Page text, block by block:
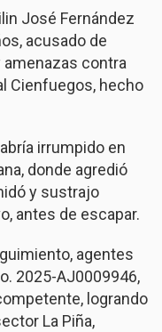
José Fernández
acusado de
amenazas contra
Cienfuegos, hecho
irrumpido en
donde agredió
y sustrajo
antes de escapar.
agentes
2025-AJ0009946,
logrando
La Piña,